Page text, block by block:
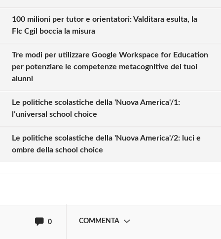
100 milioni per tutor e orientatori: Valditara esulta, la
Flc Cgil boccia la misura
Tre modi per utilizzare Google Workspace for Education
per potenziare le competenze metacognitive dei tuoi
alunni
Le politiche scolastiche della 'Nuova America'/1:
l’universal school choice
Le politiche scolastiche della 'Nuova America'/2: luci e
ombre della school choice
0 COMMENTA
Solo gli utenti registrati possono
Effettua il Login o